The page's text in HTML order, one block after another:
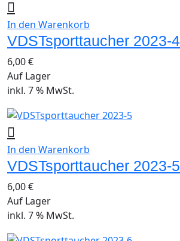
In den Warenkorb
VDSTsporttaucher 2023-4
6,00€
Auf Lager
inkl. 7 % MwSt.
In den Warenkorb
VDSTsporttaucher 2023-5
6,00€
Auf Lager
inkl. 7 % MwSt.